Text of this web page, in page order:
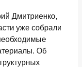
Дмитриенко,
уже собрали
Об